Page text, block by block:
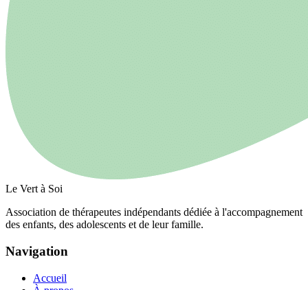
Le Vert à Soi
Association de thérapeutes indépendants dédiée à l'accompagnement
des enfants, des adolescents et de leur famille.
Navigation
Accueil